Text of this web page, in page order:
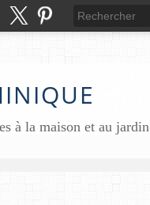
à la maison et au jardin